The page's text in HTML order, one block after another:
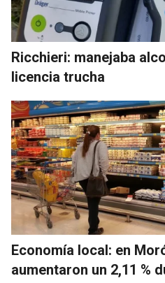
Ricchieri: manejaba
licencia trucha
Economía local: en
aumentaron un 2,11 %